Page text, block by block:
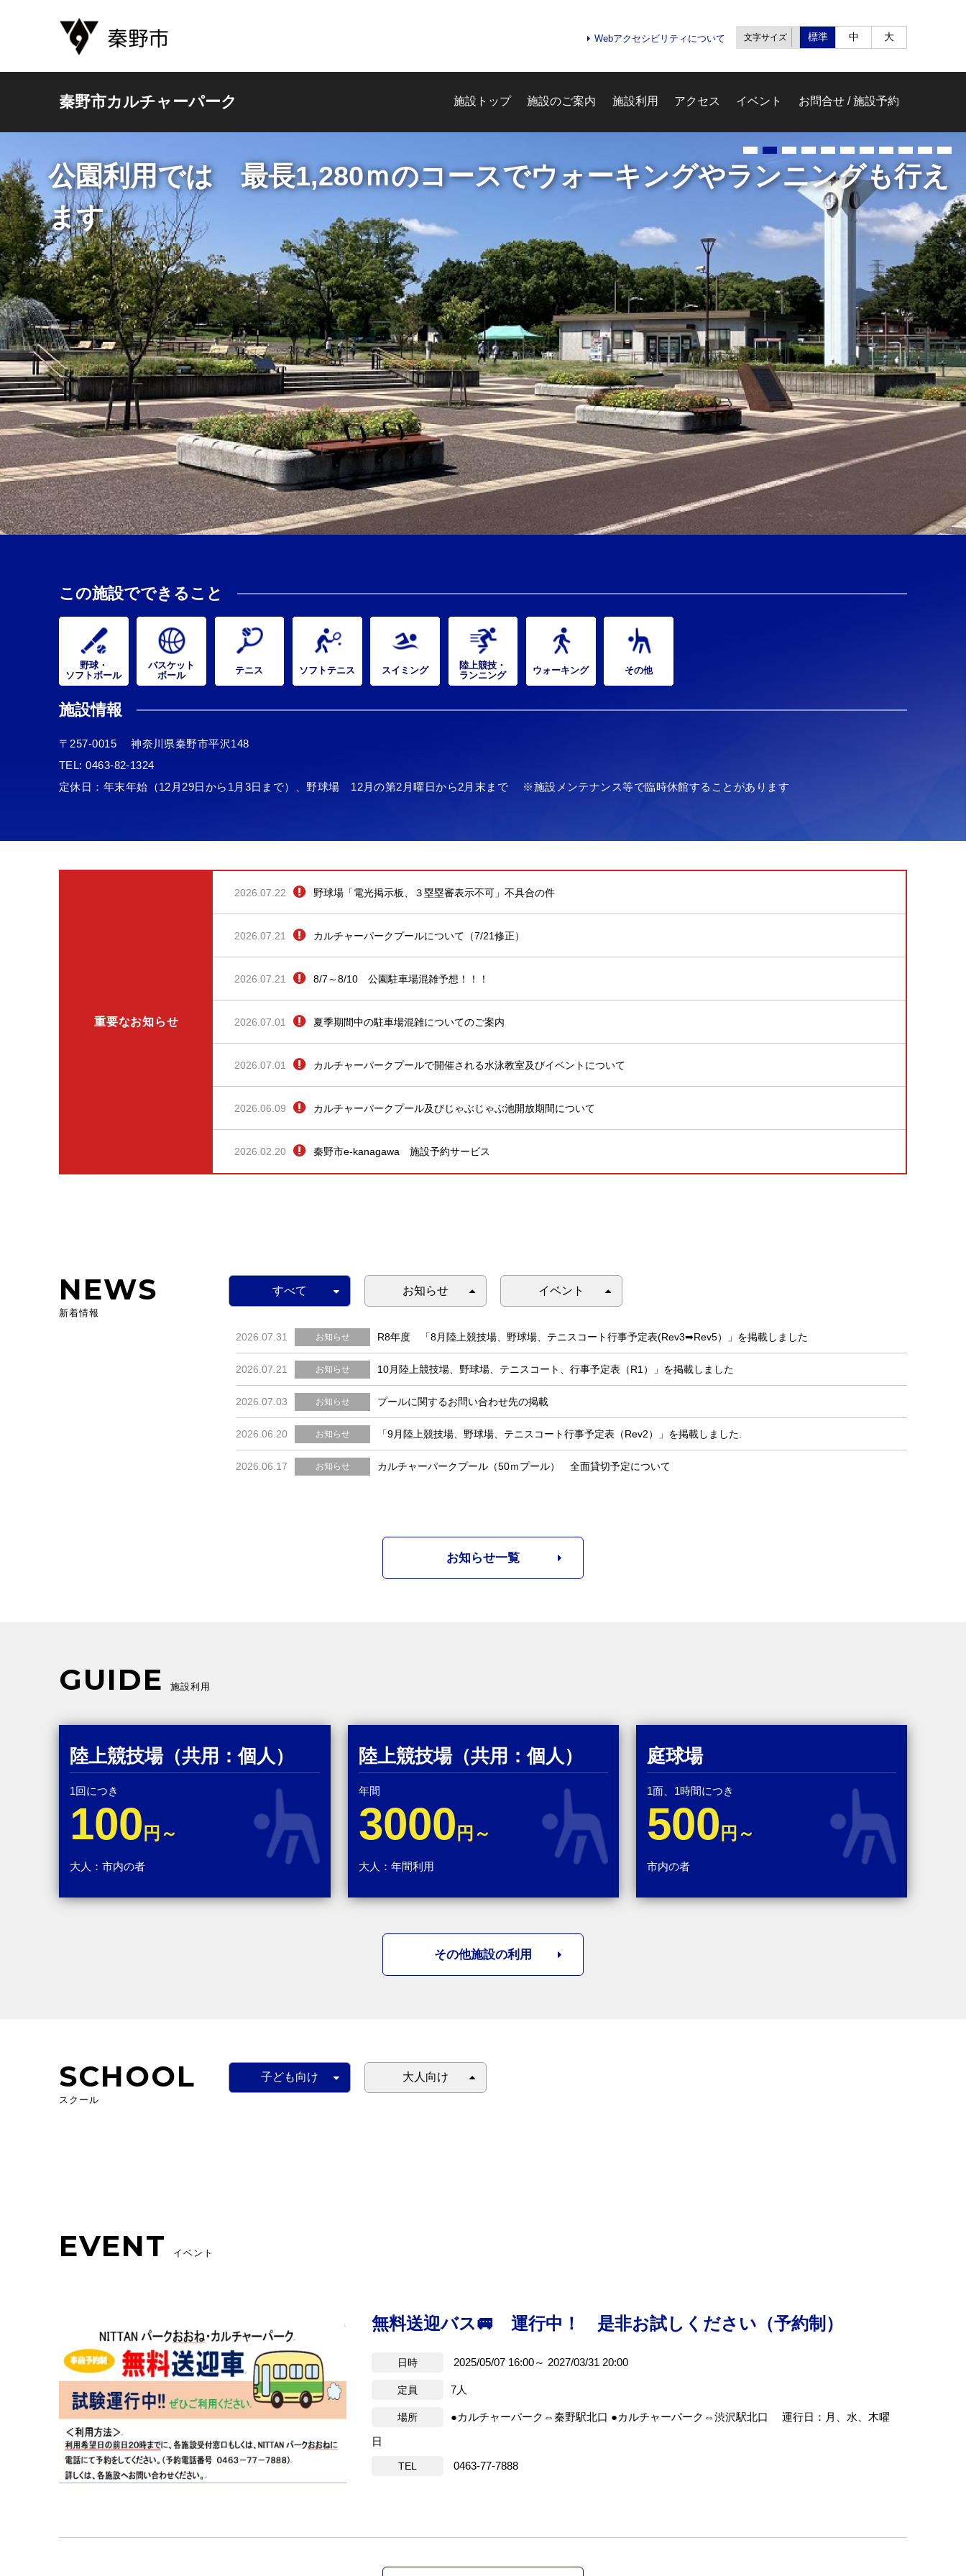
文字サイズ 標準 中 大
Webアクセシビリティについて
秦野市カルチャーパーク 施設トップ 施設のご案内 施設利用 アクセス イベント お問合せ / 施設予約
e-kanagawa施設予約システム
68種類970株のバラ園
イベントも定期的に開催される噴水広場
この施設でできること
野球・
ソフトボール
バスケット
ボール
テニス ソフトテニス スイミング
陸上競技・
ランニング
ウォーキング その他
施設情報
〒257-0015
神奈川県秦野市平沢148
TEL:0463-82-1324
定休日：年末年始（12月29日から1月3日まで）、野球場 12月の第2月曜日から2月末まで ※施設メンテナンス等で臨時休館することがあります
重要なお知らせ
2026.07.22 野球場「電光掲示板、３塁塁審表示不可」不具合の件
2026.07.21 カルチャーパークプールについて（7/21修正）
2026.07.21 8/7～8/10 公園駐車場混雑予想！！！
2026.07.01 夏季期間中の駐車場混雑についてのご案内
2026.07.01 カルチャーパークプールで開催される水泳教室及びイベントについて
2026.06.09 カルチャーパークプール及びじゃぶじゃぶ池開放期間について
2026.02.20 秦野市e-kanagawa 施設予約サービス
NEWS
新着情報
すべて お知らせ イベント
2026.07.31 お知らせ R8年度 「8月陸上競技場、野球場、テニスコート行事予定表(Rev3➡Rev5）」を掲載しました
2026.07.21 お知らせ 10月陸上競技場、野球場、テニスコート、行事予定表（R1）」を掲載しました
2026.07.03 お知らせ プールに関するお問い合わせ先の掲載
2026.06.20 お知らせ 「9月陸上競技場、野球場、テニスコート行事予定表（Rev2）」を掲載しました.
2026.06.17 お知らせ カルチャーパークプール（50ｍプール） 全面貸切予定について
お知らせ一覧
GUIDE 施設利用
陸上競技場（共用：個人）
1回につき
100 円～
大人：市内の者
陸上競技場（共用：個人）
年間
3000 円～
大人：年間利用
庭球場
1面、1時間につき
500 円～
市内の者
その他施設の利用
SCHOOL
スクール
子ども向け 大人向け
EVENT イベント
無料送迎バス🚐 運行中！ 是非お試しください（予約制）
日時 2025/05/07 16:00～ 2027/03/31 20:00
定員 7人
場所
●カルチャーパーク⇔秦野駅北口 ●カルチャーパーク⇔渋沢駅北口 運行日：月、水、木曜
日
TEL 0463-77-7888